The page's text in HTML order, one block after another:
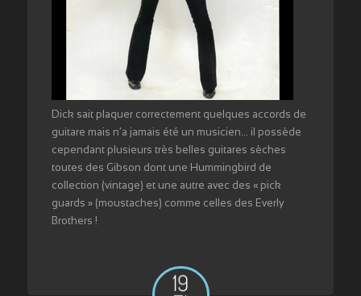
Dick sait plaquer correctement quelques accords de
guitare mais n’a jamais été un musicien… il possède
cependant plusieurs très belles guitares sèches
toutes des Gibson dont une Hummingbird de
collection (vintage) et une autre avec des « pick
guards » (moustaches) comme celles des Everly
Brothers !